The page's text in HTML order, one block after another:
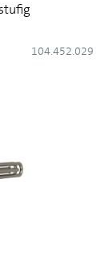
104.452.029